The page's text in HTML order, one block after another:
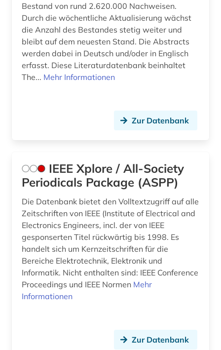
Bestand von rund 2.620.000 Nachweisen.
Durch die wöchentliche Aktualisierung wächst
die Anzahl des Bestandes stetig weiter und
bleibt auf dem neuesten Stand. Die Abstracts
werden dabei in Deutsch und/oder in Englisch
erfasst. Diese Literaturdatenbank beinhaltet
The... Mehr Informationen
Zur Datenbank
IEEE Xplore / All-Society
Periodicals Package (ASPP)
Die Datenbank bietet den Volltextzugriff auf alle
Zeitschriften von IEEE (Institute of Electrical and
Electronics Engineers, incl. der von IEEE
gesponserten Titel rückwärtig bis 1998. Es
handelt sich um Kernzeitschriften für die
Bereiche Elektrotechnik, Elektronik und
Informatik. Nicht enthalten sind: IEEE Conference
Proceedings und IEEE Normen Mehr
Informationen
Zur Datenbank